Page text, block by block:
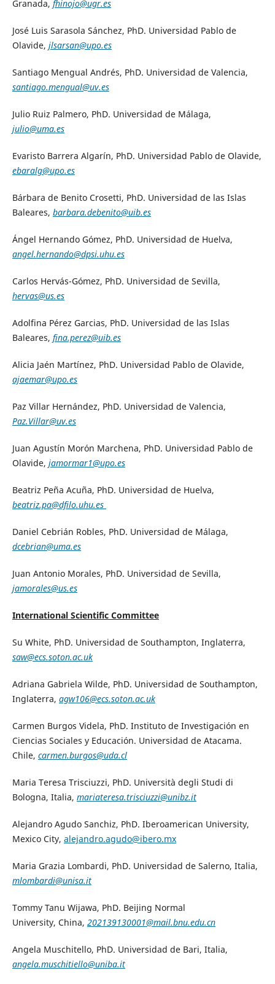
Granada, fhinojo@ugr.es
José Luis Sarasola Sánchez, PhD. Universidad Pablo de
Olavide, jlsarsan@upo.es
Santiago Mengual Andrés, PhD. Universidad de Valencia,
santiago.mengual@uv.es
Julio Ruiz Palmero, PhD. Universidad de Málaga,
julio@uma.es
Evaristo Barrera Algarín, PhD. Universidad Pablo de Olavide,
ebaralg@upo.es
Bárbara de Benito Crosetti, PhD. Universidad de las Islas
Baleares, barbara.debenito@uib.es
Ángel Hernando Gómez, PhD. Universidad de Huelva,
angel.hernando@dpsi.uhu.es
Carlos Hervás-Gómez, PhD. Universidad de Sevilla,
hervas@us.es
Adolfina Pérez Garcias, PhD. Universidad de las Islas
Baleares, fina.perez@uib.es
Alicia Jaén Martínez, PhD. Universidad Pablo de Olavide,
ajaemar@upo.es
Paz Villar Hernández, PhD. Universidad de Valencia,
Paz.Villar@uv.es
Juan Agustín Morón Marchena, PhD. Universidad Pablo de
Olavide, jamormar1@upo.es
Beatriz Peña Acuña, PhD. Universidad de Huelva,
beatriz.pa@dfilo.uhu.es
Daniel Cebrián Robles, PhD. Universidad de Málaga,
dcebrian@uma.es
Juan Antonio Morales, PhD. Universidad de Sevilla,
jamorales@us.es
International Scientific Committee
Su White, PhD. Universidad de Southampton, Inglaterra,
saw@ecs.soton.ac.uk
Adriana Gabriela Wilde, PhD. Universidad de Southampton,
Inglaterra, agw106@ecs.soton.ac.uk
Carmen Burgos Videla, PhD. Instituto de Investigación en
Ciencias Sociales y Educación. Universidad de Atacama.
Chile, carmen.burgos@uda.cl
Maria Teresa Trisciuzzi, PhD. Università degli Studi di
Bologna, Italia, mariateresa.trisciuzzi@unibz.it
Alejandro Agudo Sanchiz, PhD. Iberoamerican University,
Mexico City, alejandro.agudo@ibero.mx
Maria Grazia Lombardi, PhD. Universidad de Salerno, Italia,
mlombardi@unisa.it
Tommy Tanu Wijawa, PhD. Beijing Normal
University, China, 202139130001@mail.bnu.edu.cn
Angela Muschitello, PhD. Universidad de Bari, Italia,
angela.muschitiello@uniba.it